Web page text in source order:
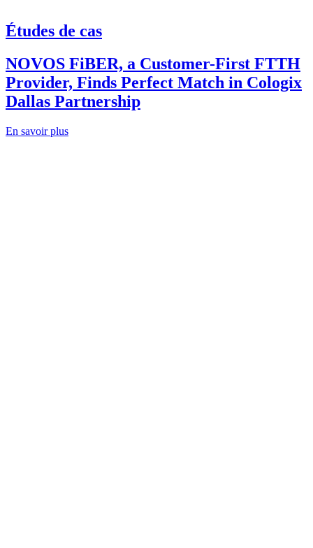
Études de cas
NOVOS FiBER, a Customer-First FTTH
Provider, Finds Perfect Match in Cologix
Dallas Partnership
En savoir plus